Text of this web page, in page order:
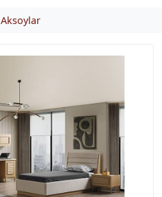
Aksoylar